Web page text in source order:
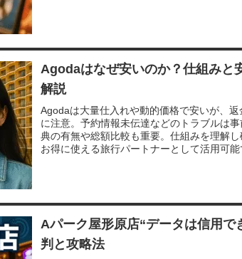
Agodaはなぜ安いのか？仕組みと
解説
Agodaは大量仕入れや動的価格で安いが、
に注意。予約情報未伝達などのトラブルは
典の有無や総額比較も重要。仕組みを理解し
お得に使える旅行パートナーとして活用可能
Aパーク屋形原店“データは信用で
判と攻略法